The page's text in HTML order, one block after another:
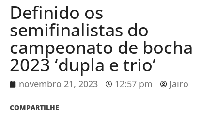
Definido os
semifinalistas do
campeonato de bocha
2023 ‘dupla e trio’
novembro 21, 2023 12:57 pm Jairo
COMPARTILHE